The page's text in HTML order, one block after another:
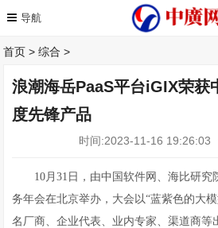
首页 >综合 >
浪潮海岳PaaS平台iGIX荣获
度先锋产品
时间:2023-11-16 19:26:03
10月31日，由中国软件网、海比研究
务年会在北京举办，大会以“蓝紫色的大
名厂商、企业代表、业内专家、渠道商等